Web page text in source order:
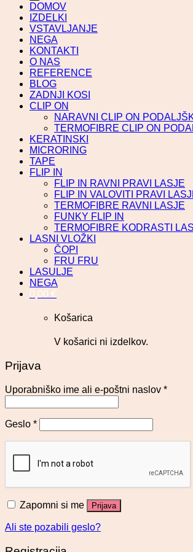
DOMOV
IZDELKI
VSTAVLJANJE
NEGA
KONTAKTI
O NAS
REFERENCE
BLOG
ZADNJI KOSI
CLIP ON
NARAVNI CLIP ON
TERMOFIBRE CLIP ON
KERATINSKI
MICRORING
TAPE
FLIP IN
FLIP IN RAVNI PRAVI LASJE
FLIP IN VALOVITI PRAVI
TERMOFIBRE RAVNI LASJE
FUNKY FLIP IN
TERMOFIBRE KODRASTI
LASNI VLOŽKI
ČOPI
FRU FRU
LASULJE
NEGA
0,00 €
Košarica
V košarici ni izdelkov.
Prijava
Uporabniško ime ali e-poštni naslov *
Geslo *
Zapomni si me Prijava
Ali ste pozabili geslo?